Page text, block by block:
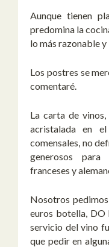
Aunque tienen
predomina la
lo más razonable y
Los postres se
comentaré.
La carta de
acristalada en
comensales, no
generosos
franceses y
Nosotros
euros botella, DO
servicio del vino
que pedir en